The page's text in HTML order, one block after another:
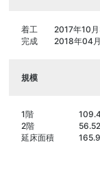
着工
2017年10
完成
2018年04
規模
1階
2階
延床面積